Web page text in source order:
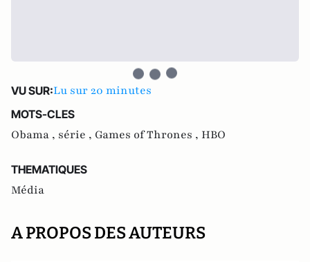
VU SUR:Lu sur 20 minutes
MOTS-CLES
Obama , série , Games of Thrones , HBO
THEMATIQUES
Média
A PROPOS DES AUTEURS